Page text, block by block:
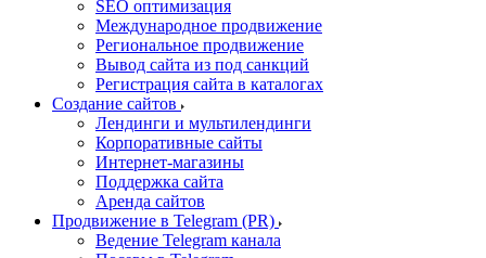
SEO оптимизация
Международное продвижение
Региональное продвижение
Вывод сайта из под санкций
Регистрация сайта в каталогах
Создание сайтов
Лендинги и мультилендинги
Корпоративные сайты
Интернет-магазины
Поддержка сайта
Аренда сайтов
Продвижение в Telegram (PR)
Ведение Telegram канала